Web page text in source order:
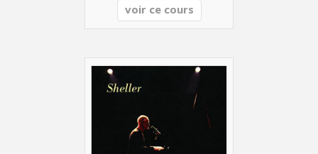
voir ce cours